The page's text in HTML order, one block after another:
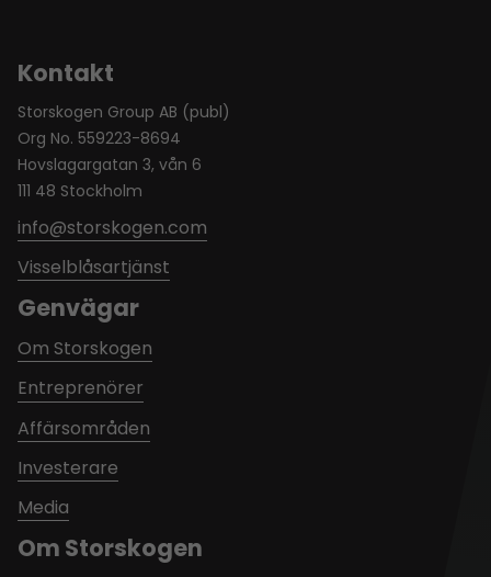
Om Storskogen
Kontakt
Storskogen Group AB (publ)
Org No. 559223-8694
Hovslagargatan 3, vån 6
111 48 Stockholm
info@storskogen.com
Visselblåsartjänst
Genvägar
Om Storskogen
Entreprenörer
Affärsområden
Investerare
Media